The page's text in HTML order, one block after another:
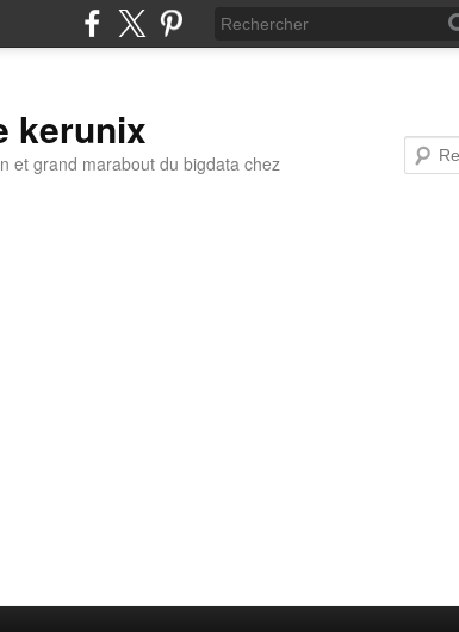
kerunix
et grand marabout du bigdata chez